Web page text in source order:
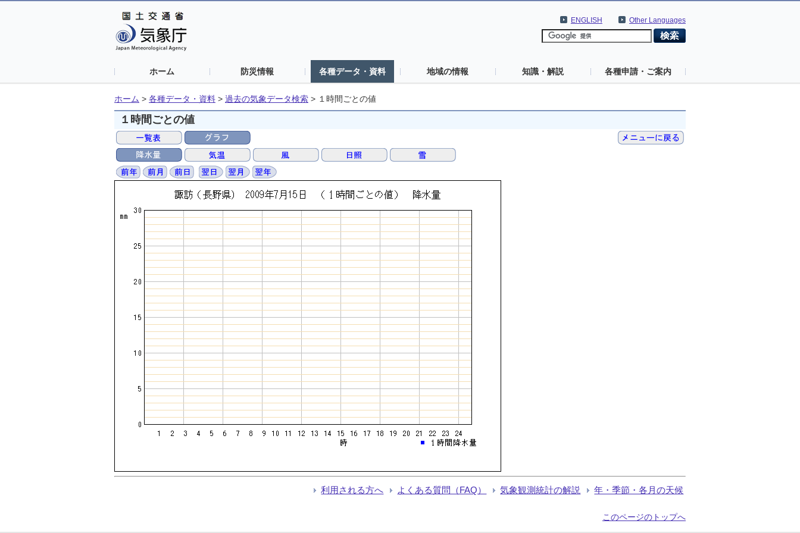
Other Languages
ENGLISH
ホーム 防災情報 各種データ・資料 地域の情報 知識・解説 各種申請・ご案内
ホーム > 各種データ・資料 > 過去の気象データ検索 > １時間ごとの値
１時間ごとの値
利用される方へ よくある質問（FAQ） 気象観測統計の解説 年・季節・各月の天候
このページのトップへ